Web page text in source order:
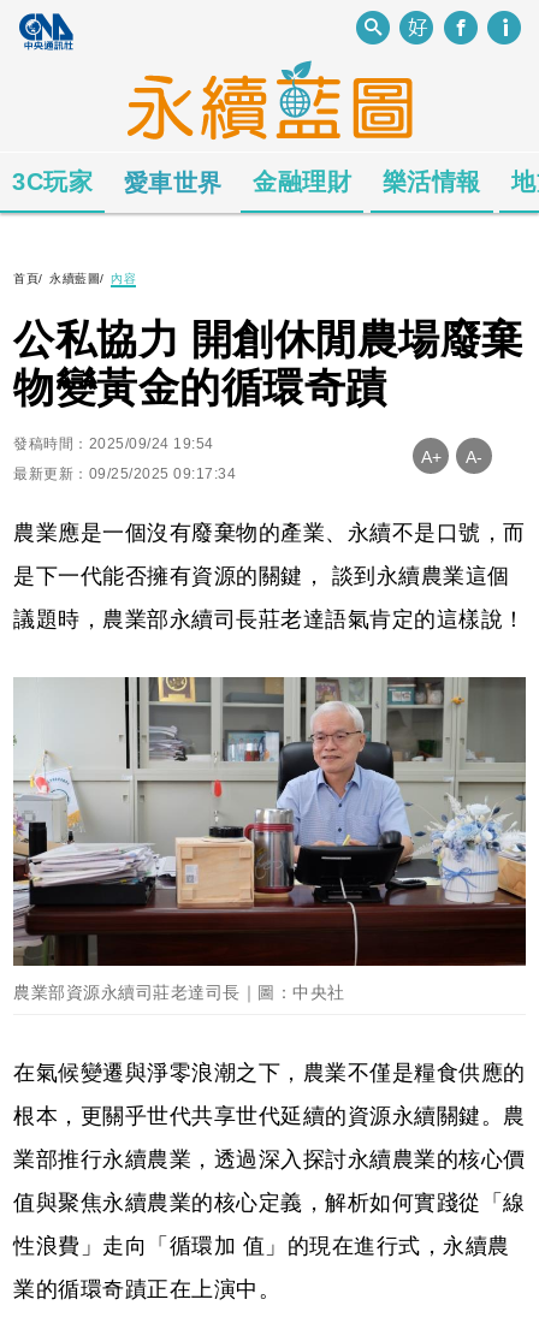
3C玩家 愛車世界 金融理財 樂活情報
首頁/ 永續藍圖/ 內容
公私協力 開創休閒農場廢棄
物變黃金的循環奇蹟
發稿時間：2025/09/24 19:54
最新更新：09/25/2025 09:17:34
A+ A-
農業應是一個沒有廢棄物的產業、永續不是口號，而
是下一代能否擁有資源的關鍵， 談到永續農業這個
議題時，農業部永續司長莊老達語氣肯定的這樣說！
農業部資源永續司莊老達司長｜圖：中央社
在氣候變遷與淨零浪潮之下，農業不僅是糧食供應的
根本，更關乎世代共享世代延續的資源永續關鍵。農
業部推行永續農業，透過深入探討永續農業的核心價
值與聚焦永續農業的核心定義，解析如何實踐從「線
性浪費」走向「循環加 值」的現在進行式，永續農
業的循環奇蹟正在上演中。